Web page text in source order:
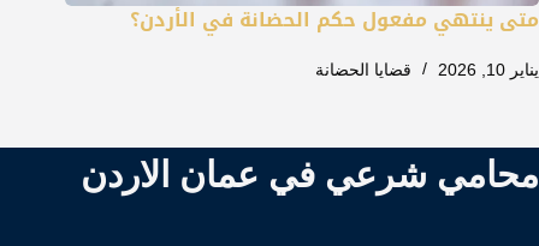
متى ينتهي مفعول حكم الحضانة في الأردن؟
يناير 10, 2026 قضايا الحضانة
محامي شرعي في عمان الاردن